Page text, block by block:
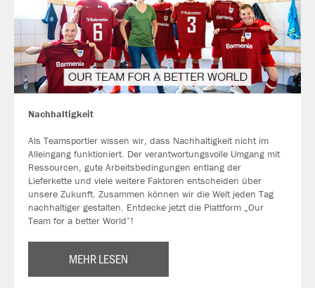
Nachhaltigkeit
Als Teamsportler wissen wir, dass Nachhaltigkeit nicht im
Alleingang funktioniert. Der verantwortungsvolle Umgang mit
Ressourcen, gute Arbeitsbedingungen entlang der
Lieferkette und viele weitere Faktoren entscheiden über
unsere Zukunft. Zusammen können wir die Welt jeden Tag
nachhaltiger gestalten. Entdecke jetzt die Plattform „Our
Team for a better World“!
MEHR LESEN